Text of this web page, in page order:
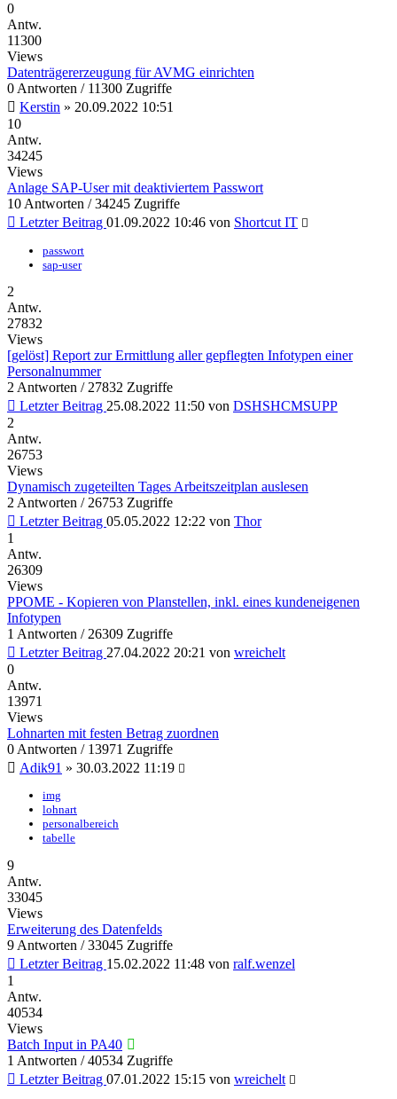
0
Antw.
11300
Views
Datenträgererzeugung für AVMG einrichten
0 Antworten / 11300 Zugriffe
Kerstin » 20.09.2022 10:51
10
Antw.
34245
Views
Anlage SAP-User mit deaktiviertem Passwort
10 Antworten / 34245 Zugriffe
Letzter Beitrag 01.09.2022 10:46 von Shortcut IT
passwort
sap-user
2
Antw.
27832
Views
[gelöst] Report zur Ermittlung aller gepflegten Infotypen einer
Personalnummer
2 Antworten / 27832 Zugriffe
Letzter Beitrag 25.08.2022 11:50 von DSHSHCMSUPP
2
Antw.
26753
Views
Dynamisch zugeteilten Tages Arbeitszeitplan auslesen
2 Antworten / 26753 Zugriffe
Letzter Beitrag 05.05.2022 12:22 von Thor
1
Antw.
26309
Views
PPOME - Kopieren von Planstellen, inkl. eines kundeneigenen
Infotypen
1 Antworten / 26309 Zugriffe
Letzter Beitrag 27.04.2022 20:21 von wreichelt
0
Antw.
13971
Views
Lohnarten mit festen Betrag zuordnen
0 Antworten / 13971 Zugriffe
Adik91 » 30.03.2022 11:19
img
lohnart
personalbereich
tabelle
9
Antw.
33045
Views
Erweiterung des Datenfelds
9 Antworten / 33045 Zugriffe
Letzter Beitrag 15.02.2022 11:48 von ralf.wenzel
1
Antw.
40534
Views
Batch Input in PA40
1 Antworten / 40534 Zugriffe
Letzter Beitrag 07.01.2022 15:15 von wreichelt